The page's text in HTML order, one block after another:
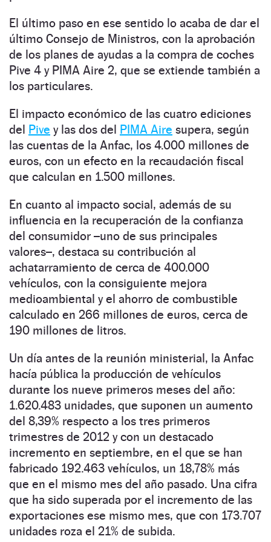
El último paso en ese sentido lo acaba de dar el
último Consejo de Ministros, con la aprobación
de los planes de ayudas a la compra de coches
Pive 4 y PIMA Aire 2, que se extiende también a
los particulares.
El impacto económico de las cuatro ediciones
del Pive y las dos del PIMA Aire supera, según
las cuentas de la Anfac, los 4.000 millones de
euros, con un efecto en la recaudación fiscal
que calculan en 1.500 millones.
En cuanto al impacto social, además de su
influencia en la recuperación de la confianza
del consumidor –uno de sus principales
valores–, destaca su contribución al
achatarramiento de cerca de 400.000
vehículos, con la consiguiente mejora
medioambiental y el ahorro de combustible
calculado en 266 millones de euros, cerca de
190 millones de litros.
Un día antes de la reunión ministerial, la Anfac
hacía pública la producción de vehículos
durante los nueve primeros meses del año:
1.620.483 unidades, que suponen un aumento
del 8,39% respecto a los tres primeros
trimestres de 2012 y con un destacado
incremento en septiembre, en el que se han
fabricado 192.463 vehículos, un 18,78% más
que en el mismo mes del año pasado. Una cifra
que ha sido superada por el incremento de las
exportaciones ese mismo mes, que con 173.707
unidades roza el 21% de subida.